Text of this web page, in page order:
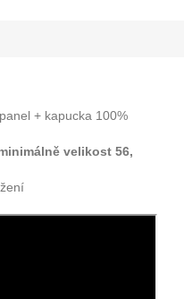
+ kapucka 100%
velikost 56,